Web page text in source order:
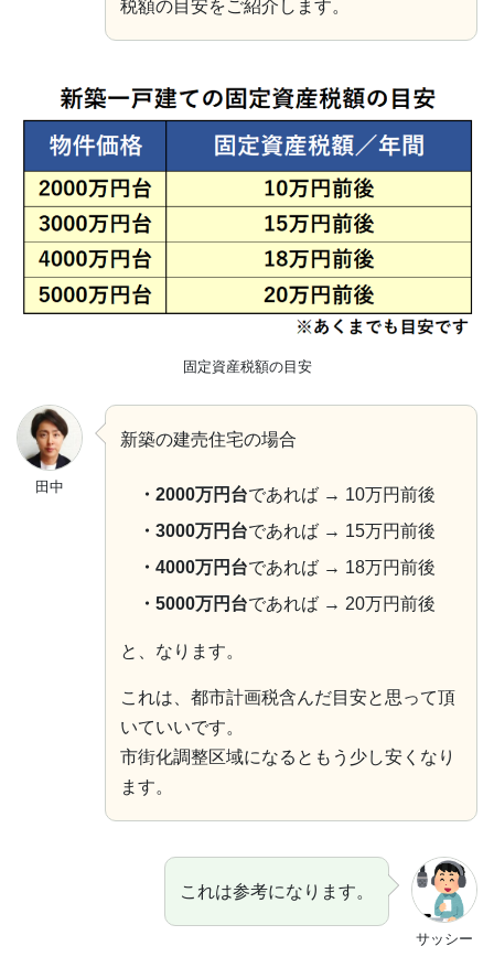
税額の目安をご紹介します。
固定資産税額の目安
田中
新築の建売住宅の場合
・2000万円台であれば → 10万円前後
・3000万円台であれば → 15万円前後
・4000万円台であれば → 18万円前後
・5000万円台であれば → 20万円前後
と、なります。
これは、都市計画税含んだ目安と思って頂
いていいです。
市街化調整区域になるともう少し安くなり
ます。
サッシー
これは参考になります。